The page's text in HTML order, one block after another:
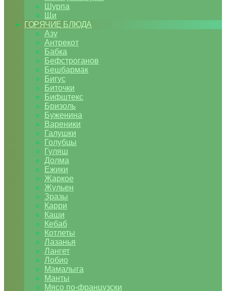
Шурпа
Щи
ГОРЯЧИЕ БЛЮДА
Азу
Антрекот
Бабка
Бефстроганов
Бешбармак
Бигус
Биточки
Бифштекс
Бризоль
Буженина
Вареники
Галушки
Голубцы
Гуляш
Долма
Ежики
Жаркое
Жульен
Зразы
Карри
Каши
Кебаб
Котлеты
Лазанья
Лангет
Лобио
Мамалыга
Манты
Мясо по-французски